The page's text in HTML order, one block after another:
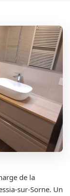
de la
sur-Sorne. Un